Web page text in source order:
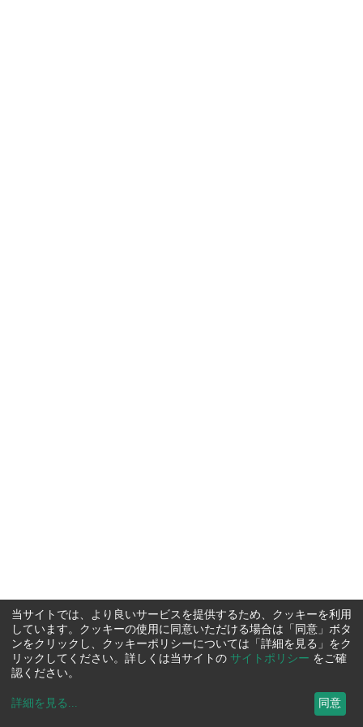
当サイトでは、より良いサービスを提供するため、クッキーを利用
しています。クッキーの使用に同意いただける場合は「同意」ボタ
ンをクリックし、クッキーポリシーについては「詳細を見る」をク
リックしてください。詳しくは当サイトの サイトポリシー をご確
認ください。
詳細を見る ... 同意